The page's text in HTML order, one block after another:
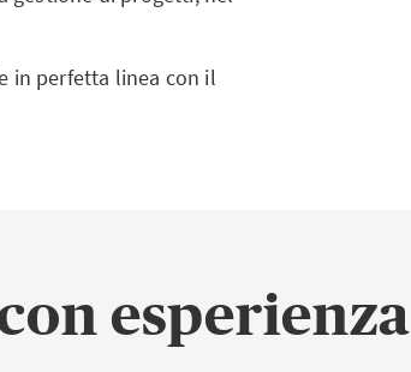
in perfetta linea con il
esperienza